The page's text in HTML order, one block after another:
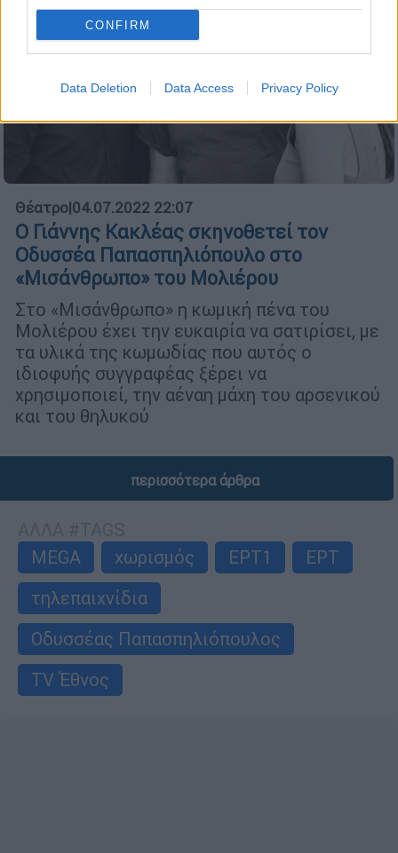
CONFIRM
Data Deletion Data Access Privacy Policy
Θέατρο|04.07.2022 22:07
O Γιάννης Κακλέας σκηνοθετεί τον
Οδυσσέα Παπασπηλιόπουλο στο
«Μισάνθρωπο» του Μολιέρου
Στο «Μισάνθρωπο» η κωμική πένα του
Μολιέρου έχει την ευκαιρία να σατιρίσει, με
τα υλικά της κωμωδίας που αυτός ο
ιδιοφυής συγγραφέας ξέρει να
χρησιμοποιεί, την αέναη μάχη του αρσενικού
και του θηλυκού
περισσότερα άρθρα
MEGA
χωρισμός ΕΡΤ1
ΕΡΤ
τηλεπαιχνίδια
Οδυσσέας Παπασπηλιόπουλος
TV Έθνος